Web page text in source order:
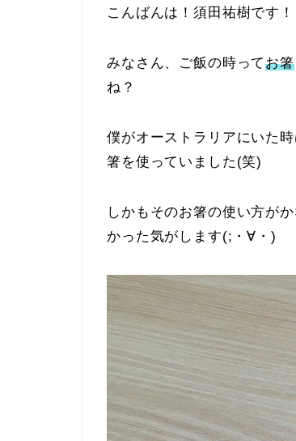
こんばんは！須田祐樹です！
みなさん、ご飯の時ってお箸
ね？
僕がオーストラリアにいた
箸を使っていました(笑)
しかもそのお箸の使い方が
かった気がします(;・∀・)